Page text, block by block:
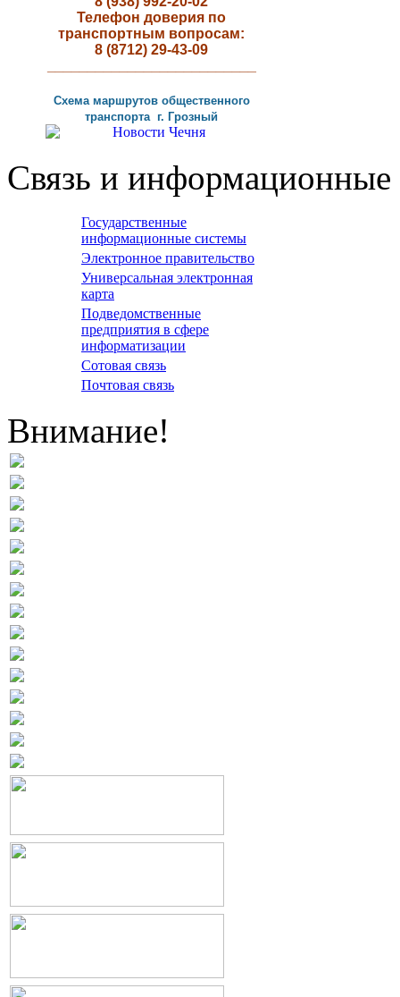
Телефон доверия по
транспортным вопросам:
8 (8712) 29-43-09
Схема маршрутов общественного
транспорта г. Грозный
Связь и информационные
Государственные
информационные системы
Электронное правительство
Универсальная электронная
карта
Подведомственные
предприятия в сфере
информатизации
Сотовая связь
Почтовая связь
Внимание!